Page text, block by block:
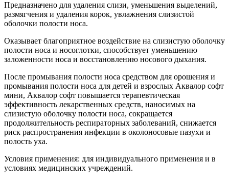
Предназначено для удаления слизи, уменьшения выделений,
размягчения и удаления корок, увлажнения слизистой
оболочки полости носа.
Оказывает благоприятное воздействие на слизистую оболочку
полости носа и носоглотки, способствует уменьшению
заложенности носа и восстановлению носового дыхания.
После промывания полости носа средством для орошения и
промывания полости носа для детей и взрослых Аквалор софт
мини, Аквалор софт повышается терапевтическая
эффективность лекарственных средств, наносимых на
слизистую оболочку полости носа, сокращается
продолжительность респираторных заболеваний, снижается
риск распространения инфекции в околоносовые пазухи и
полость уха.
Условия применения: для индивидуального применения и в
условиях медицинских учреждений.